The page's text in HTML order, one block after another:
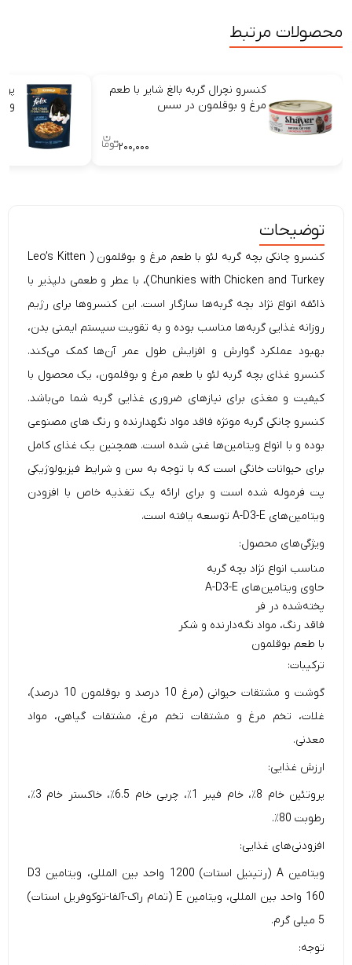
محصولات مرتبط
کنسرو نچرال گربه بالغ شایر با طعم
مرغ و بوقلمون در سس
۲۰۰,۰۰۰
و
توضیحات
کنسرو چانکی بچه گربه لئو با طعم مرغ و بوقلمون ( Kitten
Chunkies with Chicken and Turkey)، با عطر و طعمی دلپذیر با
ذائقه انواع نژاد بچه گربه‌ها سازگار است. این کنسروها برای رژیم
روزانه غذایی گربه‌ها مناسب بوده و به تقویت سیستم ایمنی بدن،
بهبود عملکرد گوارش و افزایش طول عمر آن‌ها کمک می‌کند.
کنسرو غذای بچه گربه لئو با طعم مرغ و بوقلمون، یک محصول با
کیفیت و مغذی برای نیاز‌های ضروری غذایی گربه شما می‌باشد.
کنسرو چانکی گربه مونژه فاقد مواد نگهدارنده و رنگ های مصنوعی
بوده و با انواع ویتامین‌ها غنی شده است. همچنین یک غذای کامل
برای حیوانات خانگی است که با توجه به سن و شرایط فیزیولوژیکی
پت فرموله شده است و برای ارائه یک تغذیه خاص با افزودن
ویتامین‌های A-D3-E توسعه یافته است.
ویژگی‌های محصول:
مناسب انواع نژاد بچه گربه‌
حاوی ویتامین‌های A-D3-E
پخته‌شده در فر
فاقد رنگ، مواد نگه‌دارنده و شکر
با طعم بوقلمون
ترکیبات:
گوشت و مشتقات حیوانی (مرغ 10 درصد و بوقلمون 10 درصد)،
غلات، تخم مرغ و مشتقات تخم مرغ، مشتقات گیاهی، مواد
معدنی.
ارزش غذایی:
پروتئین خام 8٪، خام فیبر 1٪، چربی خام 6.5٪، خاکستر خام 3٪،
رطوبت 80٪.
افزودنی‌های غذایی:
ویتامین A (رتینیل استات) 1200 واحد بین المللی، ویتامین D3
160 واحد بین المللی، ویتامین E (تمام راک-آلفا-توکوفریل استات)
5 میلی گرم.
توجه: